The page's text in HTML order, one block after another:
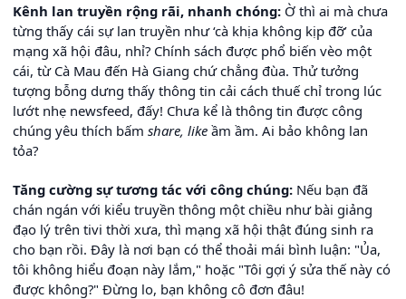
Kênh lan truyền rộng rãi, nhanh chóng: Ờ thì ai mà chưa
từng thấy cái sự lan truyền như ‘cà khịa không kịp đỡ’ của
mạng xã hội đâu, nhỉ? Chính sách được phổ biến vèo một
cái, từ Cà Mau đến Hà Giang chứ chẳng đùa. Thử tưởng
tượng bỗng dưng thấy thông tin cải cách thuế chỉ trong lúc
lướt nhẹ newsfeed, đấy! Chưa kể là thông tin được công
chúng yêu thích bấm share, like ầm ầm. Ai bảo không lan
tỏa?
Tăng cường sự tương tác với công chúng: Nếu bạn đã
chán ngán với kiểu truyền thông một chiều như bài giảng
đạo lý trên tivi thời xưa, thì mạng xã hội thật đúng sinh ra
cho bạn rồi. Đây là nơi bạn có thể thoải mái bình luận: "Ủa,
tôi không hiểu đoạn này lắm," hoặc "Tôi gợi ý sửa thế này có
được không?" Đừng lo, bạn không cô đơn đâu!